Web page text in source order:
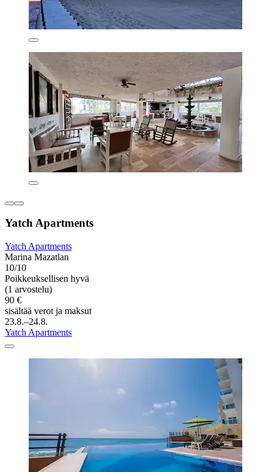
Yatch Apartments
Yatch Apartments
Marina Mazatlan
10/10
Poikkeuksellisen hyvä
(1 arvostelu)
90 €
sisältää verot ja maksut
23.8.–24.8.
Yatch Apartments